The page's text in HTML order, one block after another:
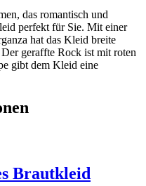
das romantisch und
perfekt für Sie. Mit einer
hat das Kleid breite
geraffte Rock ist mit roten
gibt dem Kleid eine
Brautkleid